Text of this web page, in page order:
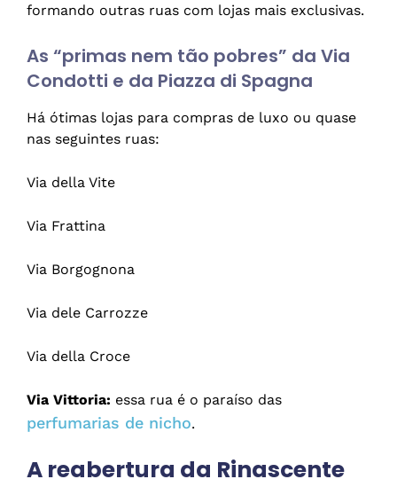
formando outras ruas com lojas mais exclusivas.
As “primas nem tão pobres” da Via
Condotti e da Piazza di Spagna
Há ótimas lojas para compras de luxo ou quase
nas seguintes ruas:
Via della Vite
Via Frattina
Via Borgognona
Via dele Carrozze
Via della Croce
Via Vittoria: essa rua é o paraíso das
perfumarias de nicho.
A reabertura da Rinascente